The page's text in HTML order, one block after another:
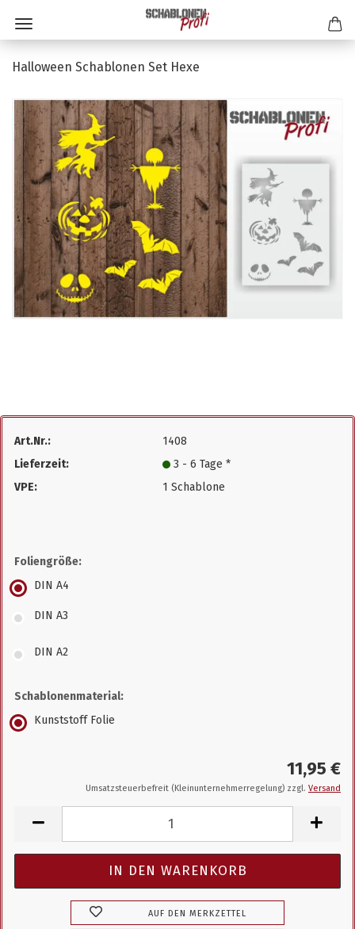
Halloween Schablonen Set Hexe
Art.Nr.:
1408
Lieferzeit:
3 - 6 Tage *
VPE:
1 Schablone
Foliengröße:
DIN A4
DIN A3
DIN A2
Schablonenmaterial:
Kunststoff Folie
11,95 €
Umsatzsteuerbefreit (Kleinunternehmerregelung) zzgl. Versand
AUF DEN MERKZETTEL